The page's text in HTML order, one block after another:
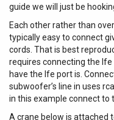
guide we will just be
Each other rather than
typically easy to connect
cords. That is best
requires connecting the
have the lfe port is.
subwoofer’s line in uses
in this example connect to
A crane below is attached